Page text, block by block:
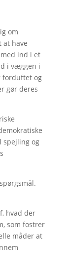
om
at have
ind i et
i væggen i
og
gør deres
spejling og
hvad der
som fostrer
måder at